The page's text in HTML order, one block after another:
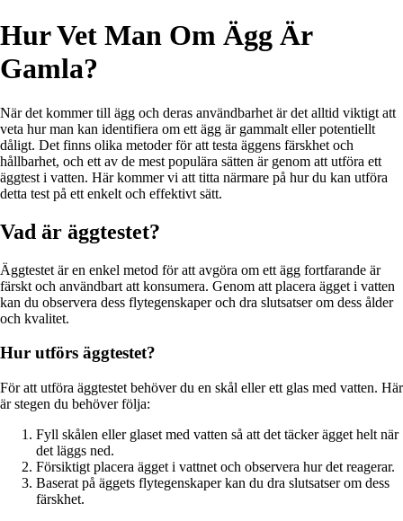
Hur Vet Man Om Ägg Är
Gamla?
När det kommer till ägg och deras användbarhet är det alltid viktigt att
veta hur man kan identifiera om ett ägg är gammalt eller potentiellt
dåligt. Det finns olika metoder för att testa äggens färskhet och
hållbarhet, och ett av de mest populära sätten är genom att utföra ett
äggtest i vatten. Här kommer vi att titta närmare på hur du kan utföra
detta test på ett enkelt och effektivt sätt.
Vad är äggtestet?
Äggtestet är en enkel metod för att avgöra om ett ägg fortfarande är
färskt och användbart att konsumera. Genom att placera ägget i vatten
kan du observera dess flytegenskaper och dra slutsatser om dess ålder
och kvalitet.
Hur utförs äggtestet?
För att utföra äggtestet behöver du en skål eller ett glas med vatten. Här
är stegen du behöver följa:
Fyll skålen eller glaset med vatten så att det täcker ägget helt när
det läggs ned.
Försiktigt placera ägget i vattnet och observera hur det reagerar.
Baserat på äggets flytegenskaper kan du dra slutsatser om dess
färskhet.